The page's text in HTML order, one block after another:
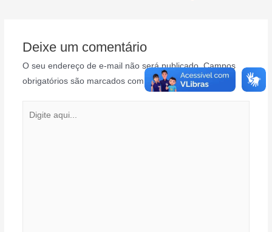
Deixe um comentário
O seu endereço de e-mail não será publicado. Campos
obrigatórios são marcados com